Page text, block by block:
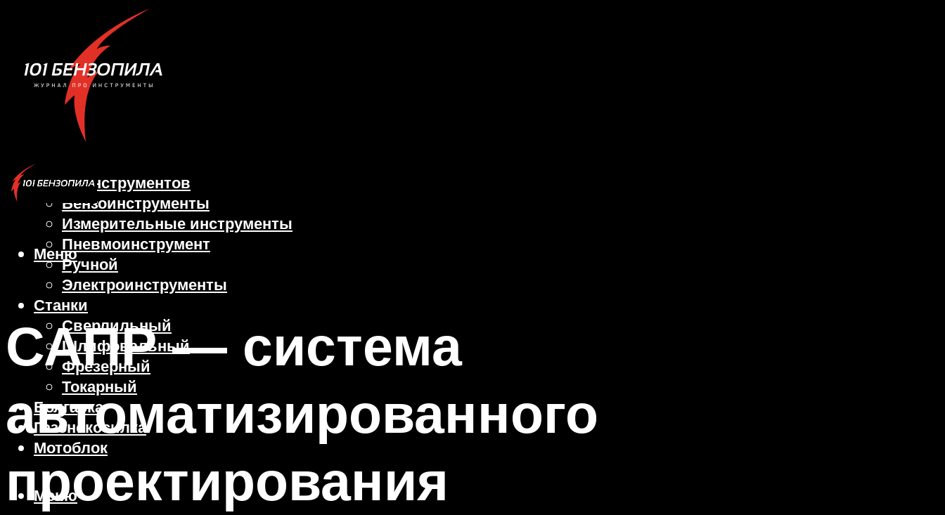
Виды инструментов
Бензоинструменты
Измерительные инструменты
Пневмоинструмент
Ручной
Электроинструменты
Станки
Сверлильный
Шлифовальный
Фрезерный
Токарный
Болгарка
Газонокосилка
Мотоблок
Меню
Меню
САПР — система
автоматизированного
проектирования